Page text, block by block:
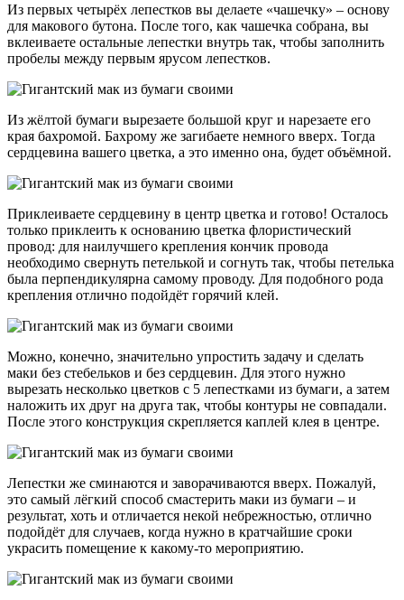
Из первых четырёх лепестков вы делаете «чашечку» – основу
для макового бутона. После того, как чашечка собрана, вы
вклеиваете остальные лепестки внутрь так, чтобы заполнить
пробелы между первым ярусом лепестков.
Из жёлтой бумаги вырезаете большой круг и нарезаете его
края бахромой. Бахрому же загибаете немного вверх. Тогда
сердцевина вашего цветка, а это именно она, будет объёмной.
Приклеиваете сердцевину в центр цветка и готово! Осталось
только приклеить к основанию цветка флористический
провод: для наилучшего крепления кончик провода
необходимо свернуть петелькой и согнуть так, чтобы петелька
была перпендикулярна самому проводу. Для подобного рода
крепления отлично подойдёт горячий клей.
Можно, конечно, значительно упростить задачу и сделать
маки без стебельков и без сердцевин. Для этого нужно
вырезать несколько цветков с 5 лепестками из бумаги, а затем
наложить их друг на друга так, чтобы контуры не совпадали.
После этого конструкция скрепляется каплей клея в центре.
Лепестки же сминаются и заворачиваются вверх. Пожалуй,
это самый лёгкий способ смастерить маки из бумаги – и
результат, хоть и отличается некой небрежностью, отлично
подойдёт для случаев, когда нужно в кратчайшие сроки
украсить помещение к какому-то мероприятию.